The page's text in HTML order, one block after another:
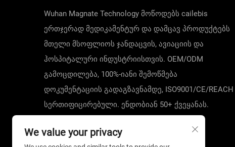
1. ერთჯერადი ნომინირებული სახის მასკა:
Ჩვენი ერთჯერადი ნომინირებუი სახის
ჰაერიანი ნომინირებული ქსოვილისგან,
Ძირითადი გამოყენება: იდეალურია
სავაჭრო ცენტრებში. ასევე შესაფერისია
გამოცდილობას სასტუმროს ერთჯერადი
Მთავარი თვისებები და უპირატესობები:
იბლოკავს ჰაერში არსებულ ნაწილაკებს,
უზრუნველყოფს მჭიდრო და კომფორტულ
სახის მასკის ვარიანტი წარმოადგენს
Wuhan Magnate Technology მოწოდებს cailebis
ერთჯერად მედიკამენტურ და დამცავ პროდუქტებს
მთელი მსოფლიოს ჯანდაცვის, ავიაციის და
ჰოსპიტალური ინდუსტრიისთვის. OEM/ODM
გამოცდილება, 100%-იანი შემოწმება
დოკუმენტაციის გადაგზავნამდე, ISO9001/CE/REACH
სერთიფიცირებული. ენდობიან 50+ ქვეყანას.
We value your privacy